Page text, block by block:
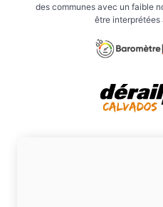
des communes avec un faible
être interprétées